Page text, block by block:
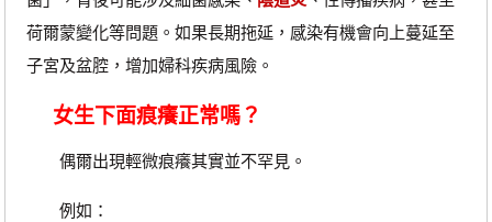
荷爾蒙變化等問題。如果長期拖延，感染有機會向上蔓延至
子宮及盆腔，增加婦科疾病風險。
女生下面痕癢正常嗎？
偶爾出現輕微痕癢其實並不罕見。
例如：